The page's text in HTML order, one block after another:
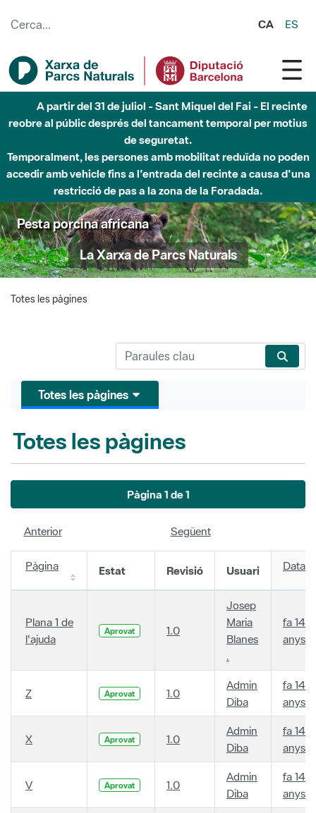
CA ES
A partir del 31 de juliol - Sant Miquel del Fai - El recinte
reobre al públic després del tancament temporal per motius
de seguretat.
Temporalment, les persones amb mobilitat reduïda no poden
accedir amb vehicle fins a l'entrada del recinte a causa d'una
restricció de pas a la zona de la Foradada.
Pesta porcina africana
La Xarxa de Parcs Naturals
Totes les pàgines
Totes les pàgines
Totes les pàgines
Pàgina 1 de 1
Anterior Següent
Pàgina Estat Revisió Usuari Data
Plana 1 de
l'ajuda
Aprovat 1.0
Josep
Maria
Blanes
.
fa 14
anys
Z Aprovat 1.0
Admin
Diba
fa 14
anys
X Aprovat 1.0
Admin
Diba
fa 14
anys
V Aprovat 1.0
Admin
Diba
fa 14
anys